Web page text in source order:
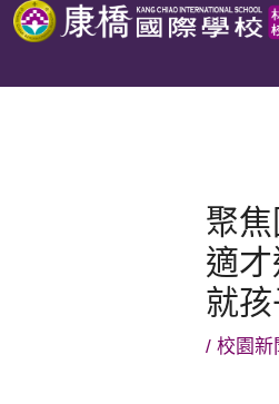
跳
主
聚
適
就
/校園新